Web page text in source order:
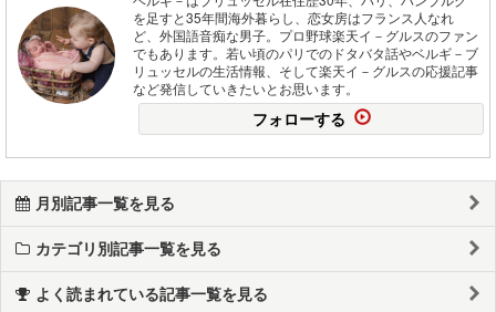
を足すと35年間海外暮らし、恋女房はフランス人なれ
ど、外国語音痴な男子。プロ野球楽天イ－グルスのファン
でもあります。若い頃のパリでのドタバタ話やベルギ－ブ
リュッセルの生活情報、そして楽天イ－グルスの応援記事
など発信していきたいとお思います。
フォローする
月別記事一覧を見る
カテゴリ別記事一覧を見る
よく読まれている記事一覧を見る